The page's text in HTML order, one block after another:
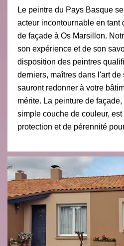
Le peintre du Pays Basque
acteur incontournable en tant
de façade à Os Marsillon.
son expérience et de son
disposition des peintres
derniers, maîtres dans l'art
sauront redonner à votre
mérite. La peinture de
simple couche de couleur,
protection et de pérennité